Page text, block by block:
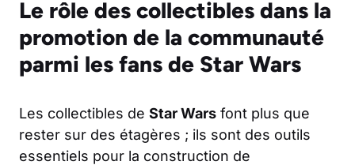
Le rôle des collectibles dans la
promotion de la communauté
parmi les fans de Star Wars
Les collectibles de Star Wars font plus que
rester sur des étagères ; ils sont des outils
essentiels pour la construction de